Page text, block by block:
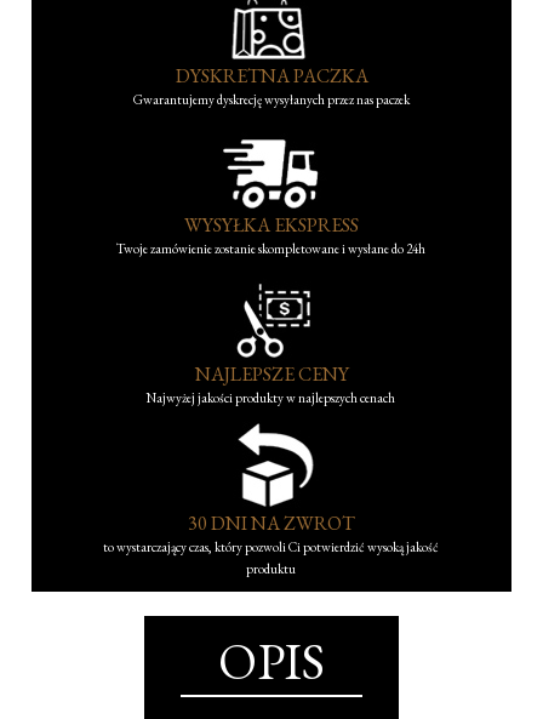
DYSKRETNA PACZKA
Gwarantujemy dyskrecję wysyłanych przez nas paczek
WYSYŁKA EKSPRESS
Twoje zamówienie zostanie skompletowane i wysłane do 24h
NAJLEPSZE CENY
Najwyżej jakości produkty w najlepszych cenach
30 DNI NA ZWROT
to wystarczający czas, który pozwoli Ci potwierdzić wysoką jakość
produktu
OPIS